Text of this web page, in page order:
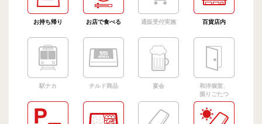
お持ち帰り お店で食べる 通販受付実施 百貨店内
駅ナカ チルド商品 宴会
和洋個室、
掘りごたつ